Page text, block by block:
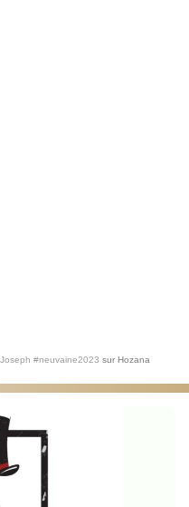
#neuvaine2023 sur Hozana